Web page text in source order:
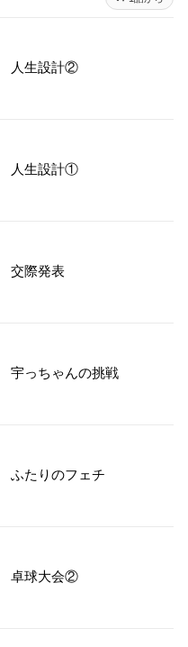
人生設計②
人生設計①
交際発表
宇っちゃんの挑戦
ふたりのフェチ
卓球大会②